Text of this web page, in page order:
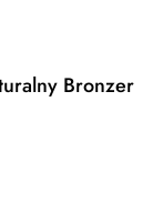
Bronzer